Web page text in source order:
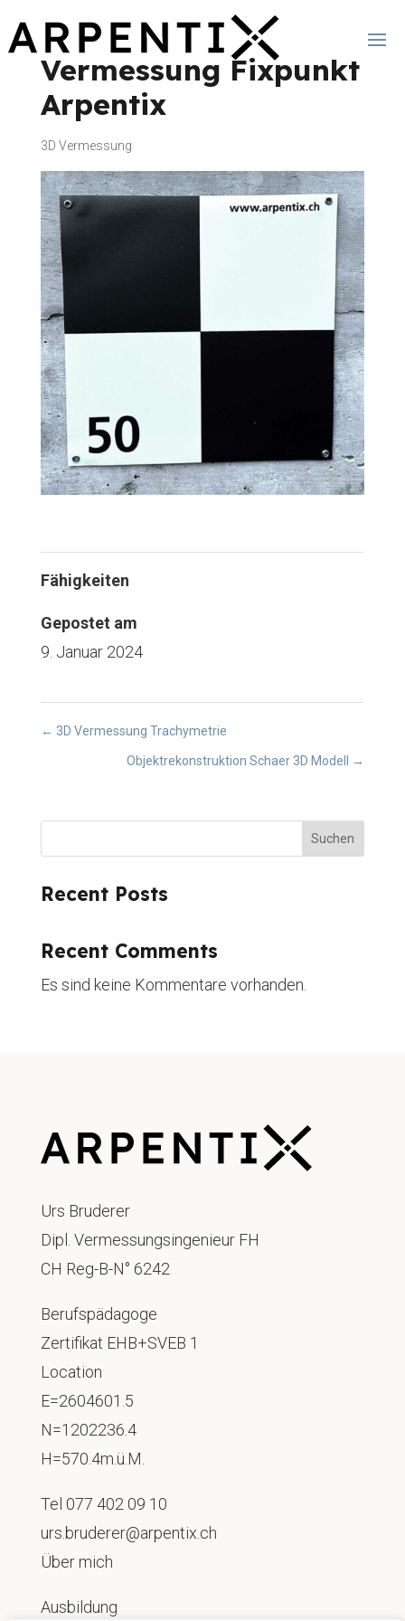
Vermessung Fixpunkt
Arpentix
3D Vermessung
Fähigkeiten
Gepostet am
9. Januar 2024
← 3D Vermessung Trachymetrie
Objektrekonstruktion Schaer 3D Modell →
Suchen
Recent Posts
Recent Comments
Es sind keine Kommentare vorhanden.
Urs Bruderer
Dipl. Vermessungsingenieur FH
CH Reg-B-N° 6242
Berufspädagoge
Zertifikat EHB+SVEB 1
Location
E=2604601.5
N=1202236.4
H=570.4m.ü.M.
Tel 077 402 09 10
urs.bruderer@arpentix.ch
Über mich
Ausbildung